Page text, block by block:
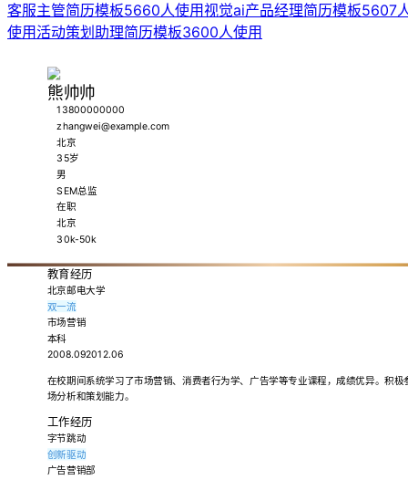
客服主管简历模板5660人使用视觉ai产品经理简历模板5607
使用活动策划助理简历模板3600人使用
熊帅帅
13800000000
zhangwei@example.com
北京
35岁
男
SEM总监
在职
北京
30k-50k
教育经历
北京邮电大学
双一流
市场营销
本科
2008.092012.06
在校期间系统学习了市场营销、消费者行为学、广告学等专业课程，成绩优异。积
场分析和策划能力。
工作经历
字节跳动
创新驱动
广告营销部